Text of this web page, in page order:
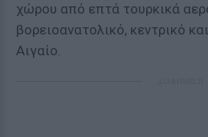
χώρου από επτά τουρκικά
βορειοανατολικό, κεντρικό
Αιγαίο.